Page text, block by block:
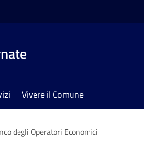
Vivere il Comune
degli Operatori Economici